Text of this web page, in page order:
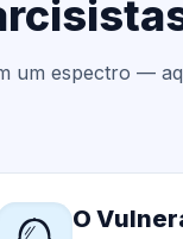
um espectro —
O